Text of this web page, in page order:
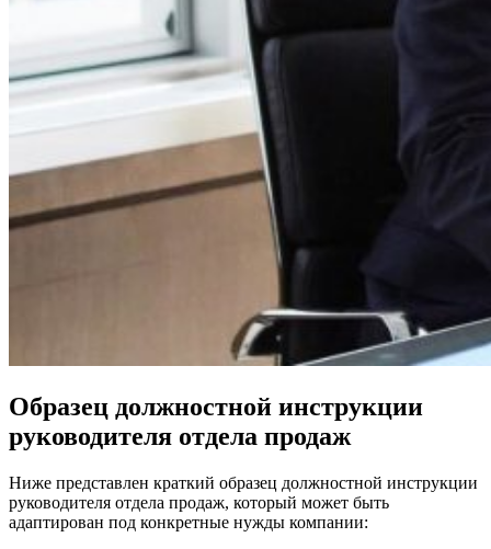
Образец должностной инструкции
руководителя отдела продаж
Ниже представлен краткий образец должностной инструкции
руководителя отдела продаж, который может быть
адаптирован под конкретные нужды компании: